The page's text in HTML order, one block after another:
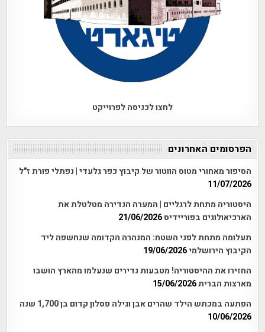
לחצו לכניסה לפרוייקט
הפרסומים האחרונים
הסיפור מאחורי מטוס הווטור של קיבוץ כפר גלעדי | נפתלי פורת ז"ל
11/07/2026
היסטוריה מתחת לרגליים | המערה הנדירה מטלטלת את
הארכיאולוגים בפוריידיס21/06/2026
תעלומה מתחת לפני השטח: המנהרה הקדומה שנחשפה ליד
הקיבוץ הירושלמי19/06/2026
החזירו את ההיסטוריה! מטבעות נדירים שנעלמו מהארץ הושבו
מארצות הברית15/06/2026
הפתעה במכתש הילד שהרים אבן וגילה פסלון קדום בן 1,700 שנה
10/06/2026